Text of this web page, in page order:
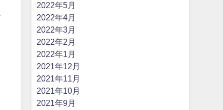
2022年5月
2022年4月
2022年3月
2022年2月
2022年1月
2021年12月
2021年11月
2021年10月
2021年9月